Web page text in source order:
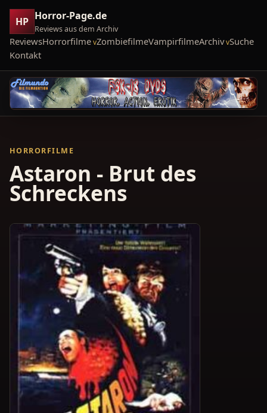
HP Horror-Page.de
Reviews aus dem Archiv
ReviewsHorrorfilme ZombiefilmeVampirfilmeArchiv Suche
Kontakt
HORRORFILME
Astaron - Brut des
Schreckens